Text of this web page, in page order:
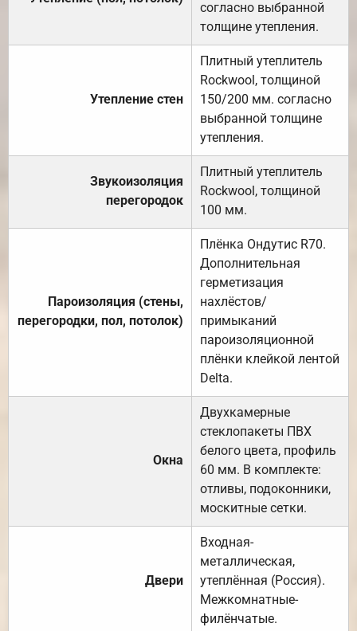
согласно выбранной
толщине утепления.
Утепление стен
Плитный утеплитель
Rockwool, толщиной
150/200 мм. согласно
выбранной толщине
утепления.
Звукоизоляция
перегородок
Плитный утеплитель
Rockwool, толщиной
100 мм.
Пароизоляция (стены,
перегородки, пол, потолок)
Плёнка Ондутис R70.
Дополнительная
герметизация
нахлёстов/
примыканий
пароизоляционной
плёнки клейкой лентой
Delta.
Окна
Двухкамерные
стеклопакеты ПВХ
белого цвета, профиль
60 мм. В комплекте:
отливы, подоконники,
москитные сетки.
Двери
Входная-
металлическая,
утеплённая (Россия).
Межкомнатные-
филёнчатые.